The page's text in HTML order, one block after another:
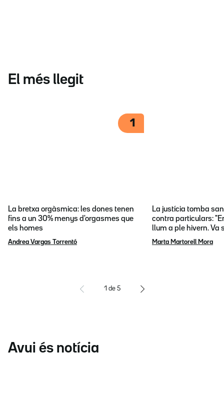
El més llegit
1
La bretxa orgàsmica: les dones tenen
fins a un 30% menys d'orgasmes que
els homes
Andrea Vargas Torrentó
La justícia tomba
contra particulars:
llum a ple hivern. Va
Marta Martorell Mora
1 de 5
Avui és notícia